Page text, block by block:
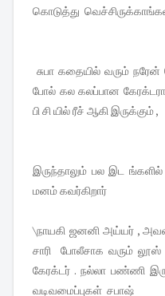
கொடுத்து
சுபா கதையில் வரும்
போல் கல கலப்பான
பி சி யில் ரீச் ஆகி இருக்கும் ,
இருந்தாலும் பல இட
மனம் கவர்கிறார்
\நாயகி ஜனனி அய்யர் ,
சாரி போலீசாக வரும்
கேரக்டர் . நல்லா பண்ணி
வடிவமைப்புகள் சபாஷ்